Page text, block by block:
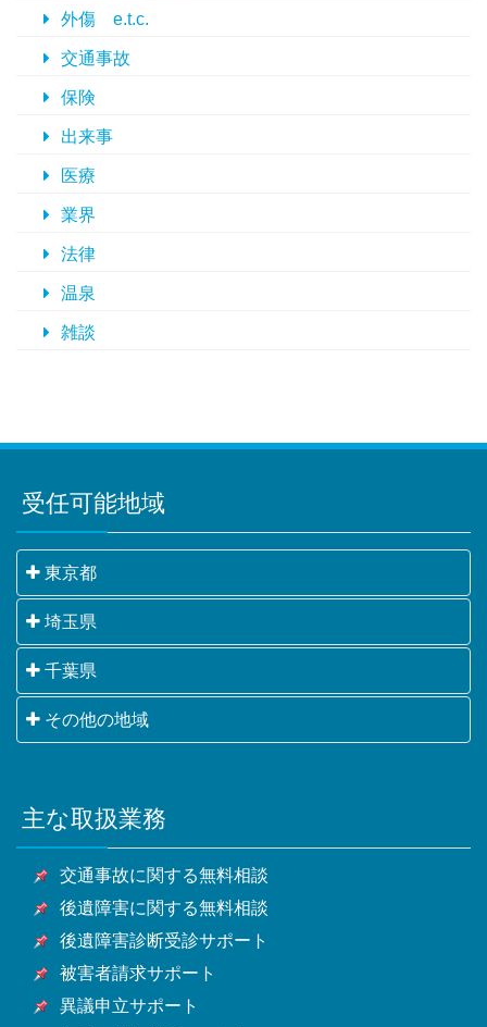
外傷 e.t.c.
交通事故
保険
出来事
医療
業界
法律
温泉
雑談
受任可能地域
東京都
千代田区・中央区・港区・新宿区・文京区・台東区・
墨田区・江東区・品川区・目黒区・大田区・世田谷
区・渋谷区・中野区・杉並区・豊島区・北区・荒川
区・板橋区・練馬区・足立区・葛飾区・江戸川区・八
王子市・立川市・武蔵野市・三鷹市・青梅市・府中
市・東大和市・清瀬市・東久留米市・武蔵村山市・多
摩市・稲城市・羽村市・あきる野市・西東京市他東京
都全域
埼玉県
さいたま市・川越市・熊谷市・川口市・行田市・秩父
市・所沢市・飯能市・加須市・本庄市・東松山市・春
日部市・狭山市・羽生市・鴻巣市・深谷市・上尾市・
潮市・富士見市・三郷市・蓮田市・坂戸市・幸手市・
鶴ヶ島市・日高市・吉川市・ふじみ野市・白岡市他埼
千葉県
千葉市・銚子市・市川市・船橋市・館山市・木更津
市・松戸市・野田市・茂原市・成田市・佐倉市・東金
市・富津市・浦安市・四街道市・袖ケ浦市・八街市・
印西市・白井市・富里市・南房総市・匝瑳市・香取
市・山武市・いすみ市・大網白里市他千葉県全域
その他の地域
甲府市・山梨市・南アルプス市他山梨県全域・長野
県・静岡県等
主な取扱業務
交通事故に関する無料相談
後遺障害に関する無料相談
後遺障害診断受診サポート
被害者請求サポート
異議申立サポート